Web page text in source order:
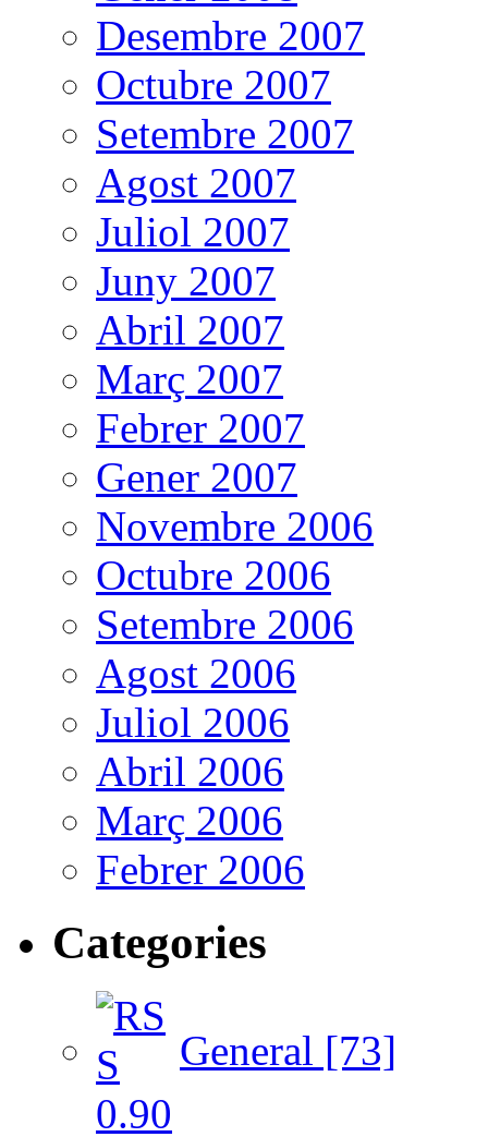
Desembre 2007
Octubre 2007
Setembre 2007
Agost 2007
Juliol 2007
Juny 2007
Abril 2007
Març 2007
Febrer 2007
Gener 2007
Novembre 2006
Octubre 2006
Setembre 2006
Agost 2006
Juliol 2006
Abril 2006
Març 2006
Febrer 2006
Categories
General [73]